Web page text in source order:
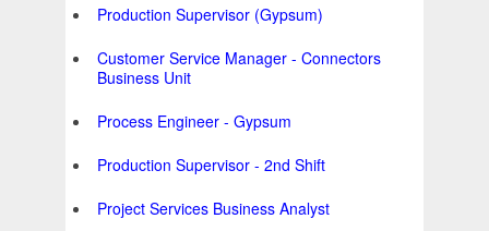
Production Supervisor (Gypsum)
Customer Service Manager - Connectors
Business Unit
Process Engineer - Gypsum
Production Supervisor - 2nd Shift
Project Services Business Analyst